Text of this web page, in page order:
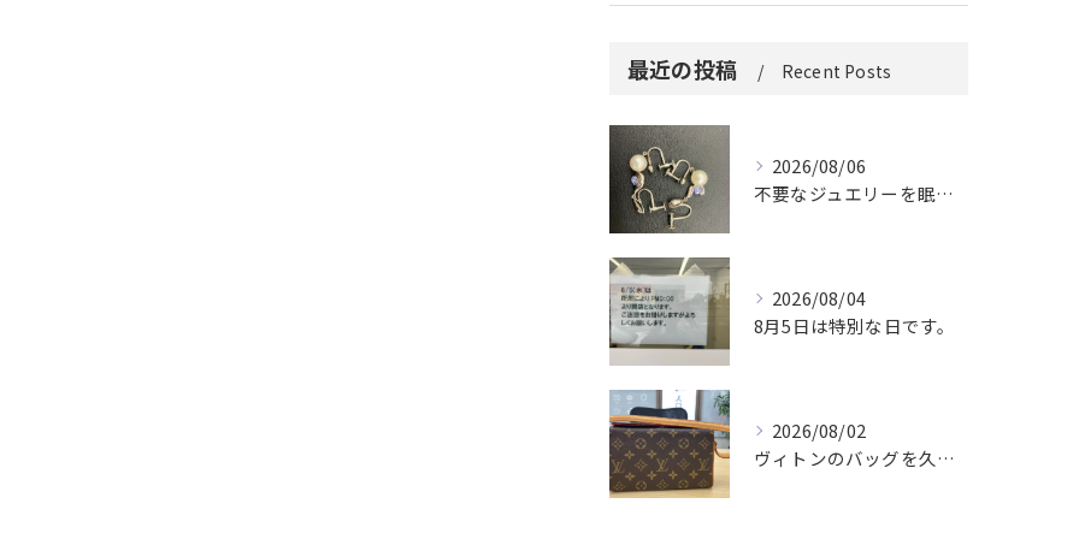
最近の投稿 Recent Posts
2026/08/06
不要なジュエリーを眠らせていませんか？
2026/08/04
8月5日は特別な日です。
2026/08/02
ヴィトンのバッグを久しぶりに取り出しましたか？